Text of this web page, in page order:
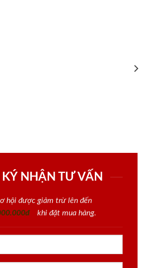
NHẬN TƯ VẤN
hội được giảm trừ lên đến
khi đặt mua hàng.